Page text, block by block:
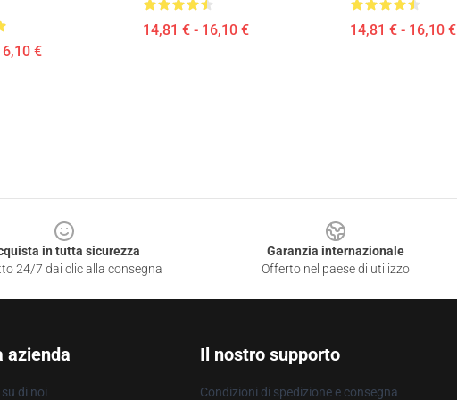
€
14,81 € - 16,10 € 14,81 € - 16,10 €
in tutta sicurezza
24/7 dai clic alla consegna
Garanzia internazionale
Offerto nel paese di utilizzo
azienda
di noi
Il nostro supporto
Condizioni di spedizione e consegna